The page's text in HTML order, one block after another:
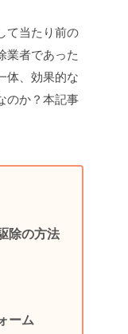
て当たり前の
業者であった
体、効果的な
のか？本記事
除の方法
ーム